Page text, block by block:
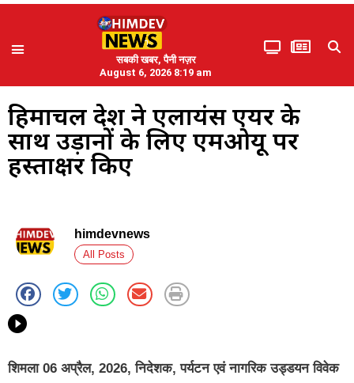
सबकी खबर, पैनी नज़र
August 6, 2026 8:19 am
हिमाचल प्रदेश ने एलायंस एयर के
साथ उड़ानों के लिए एमओयू पर
हस्ताक्षर किए
himdevnews
All Posts
शिमला 06 अप्रैल, 2026, निदेशक, पर्यटन एवं नागरिक उड्डयन विवेक